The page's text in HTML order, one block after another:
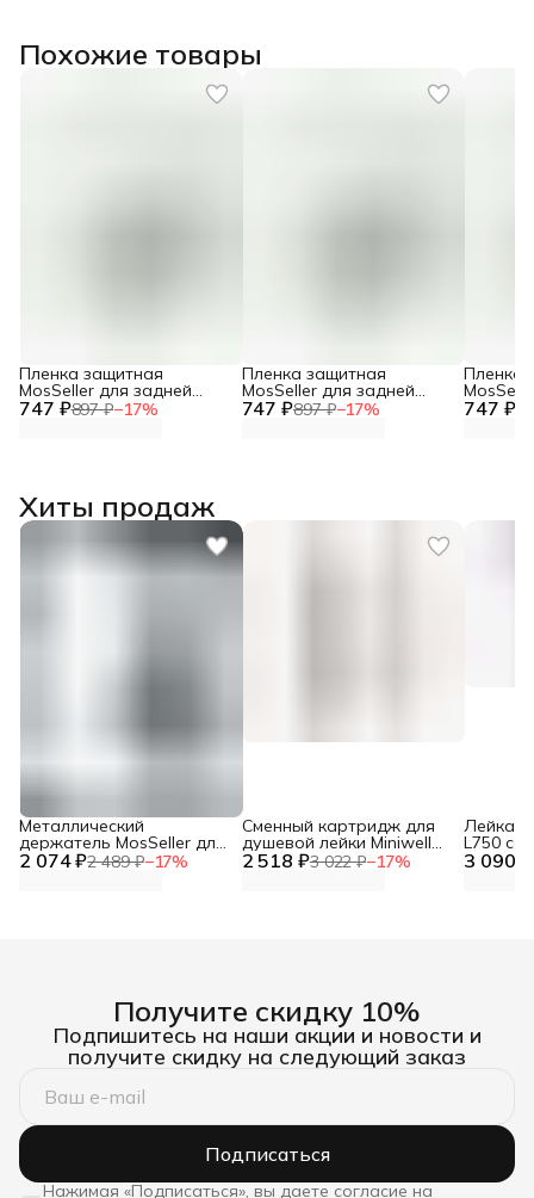
Похожие товары
747 ₽897 ₽−17%
Пленка защитная
MosSeller для задней
панели для Infinix Zero 30 747 ₽897 ₽−17%
Пленка защитная
MosSeller для задней
панели для Infinix Note 40 747 ₽
Пленка
панели
Хиты продаж
2 074 ₽2 489 ₽−17%
Металлический
держатель MosSeller для
смартфона с 2 518 ₽3 022 ₽−17%
Сменный картридж для
душевой лейки Miniwell
L750, угольный 3 090 ₽
Лейка
L750 со
Получите скидку 10%
Подпишитесь на наши акции и новости и
получите скидку на следующий заказ
Подписаться
Нажимая «Подписаться», вы даете согласие на